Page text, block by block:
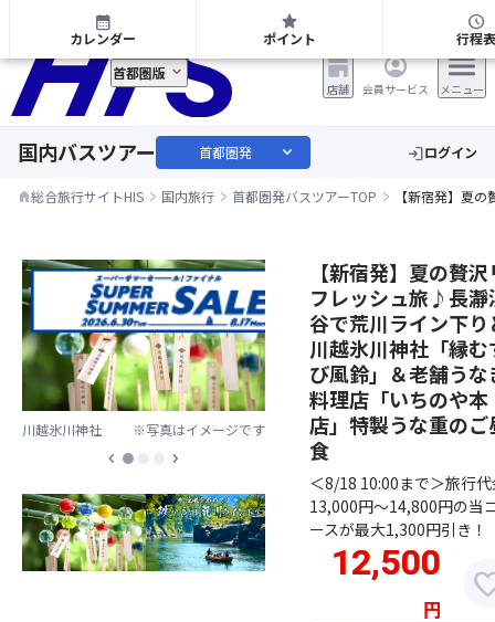
首都圏発 日帰り・宿泊バスツアー
首都圏版
店舗 会員サービス メニュー
国内バスツアー 首都圏発 expand_more loginログイン
home総合旅行サイトHIS 国内旅行 首都圏発バスツアーTOP 【新宿発】夏
川越氷川神社 ※写真はイメージです
chevron_left chevron_right
【新宿発】夏の贅沢
フレッシュ旅♪長瀞
谷で荒川ライン下り
川越氷川神社「縁む
び風鈴」＆老舗うな
料理店「いちのや本
店」特製うな重のご
食
＜8/18 10:00まで＞旅行代
13,000円～14,800円の当
ースが最大1,300円引き！
12,500
円
calendar_month
カレンダー
star
ポイント
schedule
行程表